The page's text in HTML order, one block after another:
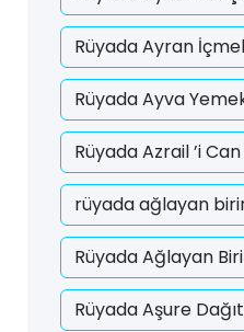
Rüyada Ayran
Rüyada Ayva
Rüyada Azrail ’i
rüyada ağlayan
Rüyada Ağlayan
Rüyada Aşure